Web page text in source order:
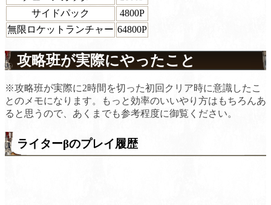
サイドパック
4800P
無限ロケットランチャー 64800P
攻略班が実際にやったこと
※攻略班が実際に2時間を切った初回クリア時に意識したこ
とのメモになります。もっと効率のいいやり方はもちろんあ
ると思うので、あくまでも参考程度に御覧ください。
ライターβのプレイ履歴